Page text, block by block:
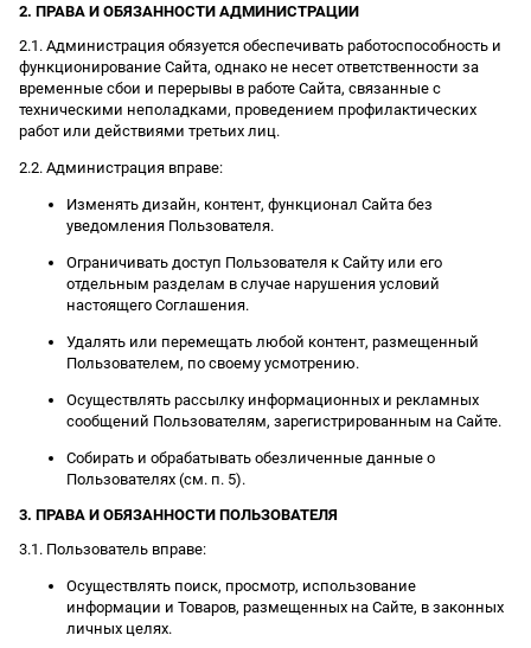
2. ПРАВА И ОБЯЗАННОСТИ АДМИНИСТРАЦИИ
2.1. Администрация обязуется обеспечивать работоспособность и
функционирование Сайта, однако не несет ответственности за
временные сбои и перерывы в работе Сайта, связанные с
техническими неполадками, проведением профилактических
работ или действиями третьих лиц.
2.2. Администрация вправе:
Изменять дизайн, контент, функционал Сайта без
уведомления Пользователя.
Ограничивать доступ Пользователя к Сайту или его
отдельным разделам в случае нарушения условий
настоящего Соглашения.
Удалять или перемещать любой контент, размещенный
Пользователем, по своему усмотрению.
Осуществлять рассылку информационных и рекламных
сообщений Пользователям, зарегистрированным на Сайте.
Собирать и обрабатывать обезличенные данные о
Пользователях (см. п. 5).
3. ПРАВА И ОБЯЗАННОСТИ ПОЛЬЗОВАТЕЛЯ
3.1. Пользователь вправе:
Осуществлять поиск, просмотр, использование
информации и Товаров, размещенных на Сайте, в законных
личных целях.